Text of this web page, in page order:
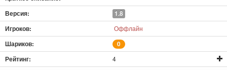
1.8
Оффлайн
0
4